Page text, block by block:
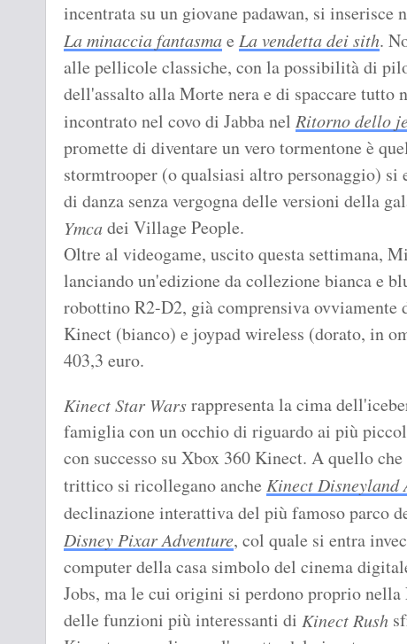
incentrata su un giovane padawan, si
La minaccia fantasmae La vendetta dei sith.
alle pellicole classiche, con la possibilità di
dell'assalto alla Morte nera e di spaccare tutto
incontrato nel covo di Jabba nel Ritorno dello
promette di diventare un vero tormentone è
stormtrooper (o qualsiasi altro personaggio) si
di danza senza vergogna delle versioni della
Ymcadei Village People.
Oltre al videogame, uscito questa settimana,
lanciando un'edizione da collezione bianca e
robottino R2-D2, già comprensiva ovviamente
Kinect (bianco) e joypad wireless (dorato, in
403,3 euro.
Kinect Star Warsrappresenta la cima
famiglia con un occhio di riguardo ai più
con successo su Xbox 360 Kinect. A quello
trittico si ricollegano anche Kinect Disneyland
declinazione interattiva del più famoso parco
Disney Pixar Adventure, col quale si entra
computer della casa simbolo del cinema
Jobs, ma le cui origini si perdono proprio
delle funzioni più interessanti di Kinect Rush